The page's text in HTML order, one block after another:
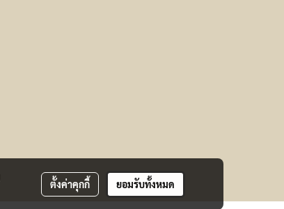
ตั้งค่าคุกกี้ ยอมรับทั้งหมด